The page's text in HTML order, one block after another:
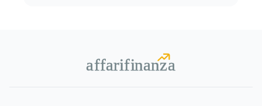
affarifinanza
affarifinanza